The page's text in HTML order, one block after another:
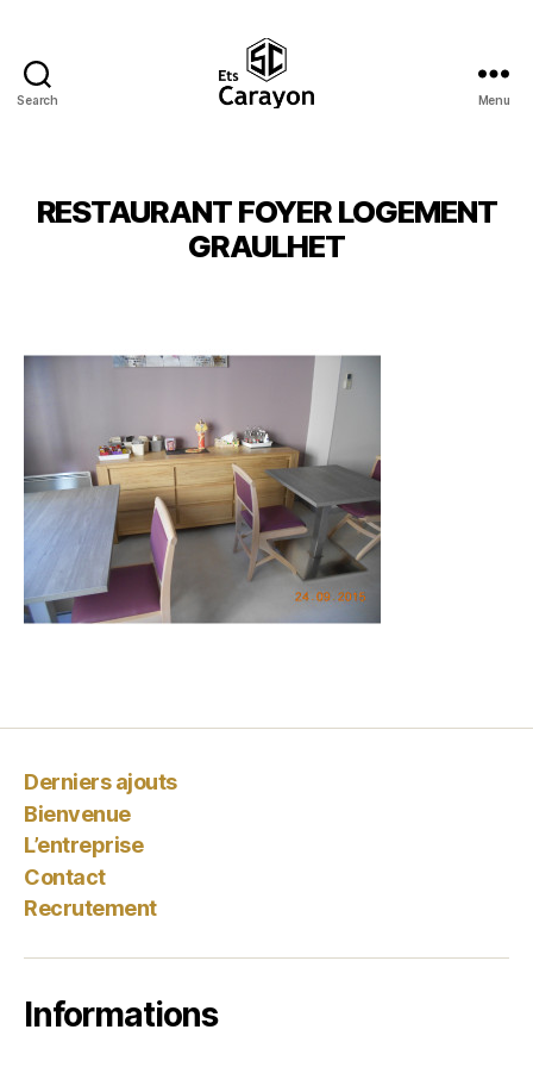
Search Menu
RESTAURANT FOYER LOGEMENT
GRAULHET
Derniers ajouts
Bienvenue
L’entreprise
Contact
Recrutement
Informations